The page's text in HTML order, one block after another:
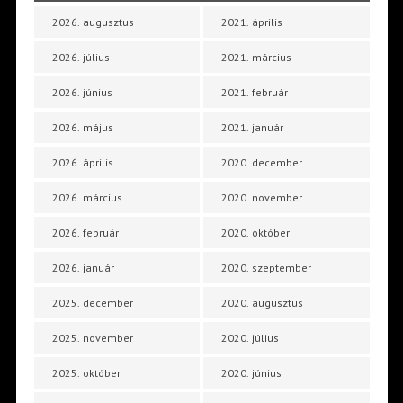
2026. augusztus
2026. július
2026. június
2026. május
2026. április
2026. március
2026. február
2026. január
2025. december
2025. november
2025. október
2021. április
2021. március
2021. február
2021. január
2020. december
2020. november
2020. október
2020. szeptember
2020. augusztus
2020. július
2020. június